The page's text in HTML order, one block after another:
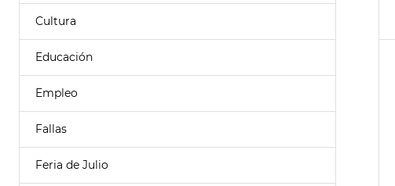
Cultura
Educación
Empleo
Fallas
Feria de Julio